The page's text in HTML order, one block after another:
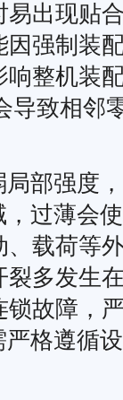
出现贴
强制装
整机装
导致相邻
部强度
过薄会
载荷等
多发生
故障，
格遵循